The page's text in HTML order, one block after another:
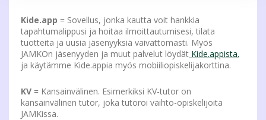
Kide.app = Sovellus, jonka kautta voit hankkia
tapahtumalippusi ja hoitaa ilmoittautumisesi, tilata
tuotteita ja uusia jäsenyyksiä vaivattomasti. Myös
JAMKOn jäsenyyden ja muut palvelut löydät Kide.appista.
ja käytämme Kide.appia myös mobiiliopiskelijakorttina.
KV = Kansainvälinen. Esimerkiksi KV-tutor on
kansainvälinen tutor, joka tutoroi vaihto-opiskelijoita
JAMKissa.